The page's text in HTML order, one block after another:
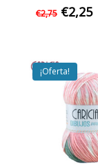
€2,75 El
€2,75.
€2,25El
¡Oferta!